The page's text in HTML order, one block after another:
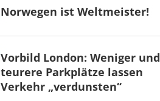
Norwegen ist Weltmeister!
Vorbild London: Weniger und
teurere Parkplätze lassen
Verkehr „verdunsten“